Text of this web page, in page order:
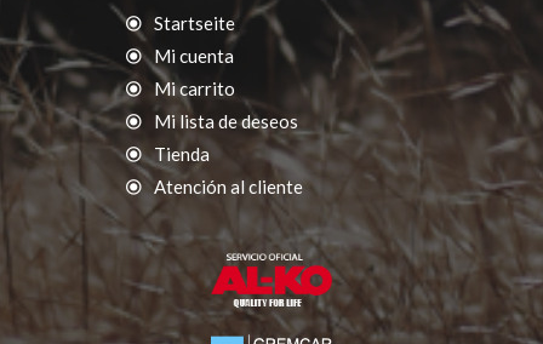
Startseite
Mi cuenta
Mi carrito
Mi lista de deseos
Tienda
Atención al cliente